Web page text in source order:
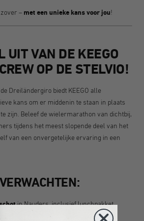
– met een unieke kans voor jou!
UIT VAN DE KEEGO
OP DE STELVIO!
Dreiländergiro biedt KEEGO alle
kans om er middenin te staan in plaats
zijn. Beleef de wielermarathon van dichtbij,
tijdens het meest slopende deel van het
van een onvergetelijke ervaring in een
in Nauders, inclusief lunchpakket